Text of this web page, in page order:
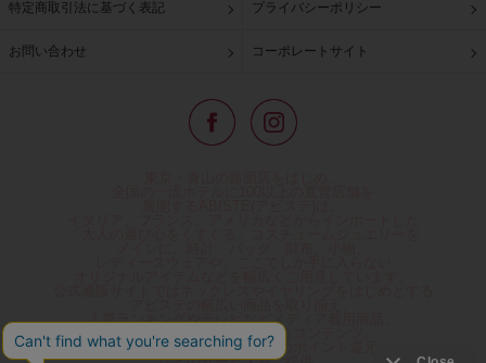
特定商取引法に基づく表記 プライバシーポリシー
お問い合わせ コーポレートサイト
人気ランキングやテレビなどメディア着用商品、
雑誌掲載商品情報を紹介するコンテンツ、
プレゼント包装無料や独自のポイント還元